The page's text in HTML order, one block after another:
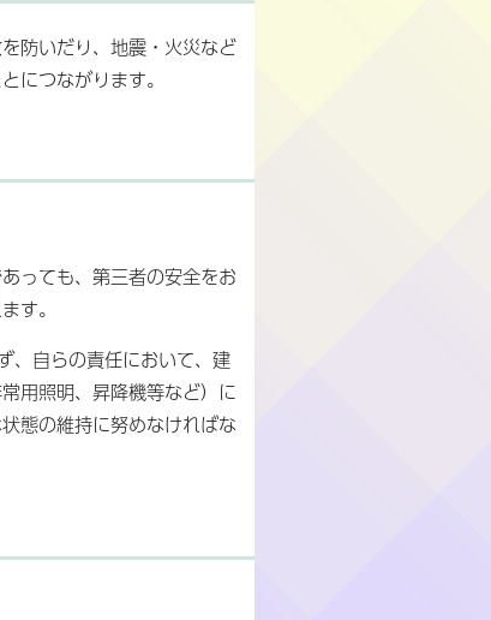
防いだり、地震・火災など
につながります。
っても、第三者の安全をお
す。
、自らの責任において、建
用照明、昇降機等など）に
態の維持に努めなければな